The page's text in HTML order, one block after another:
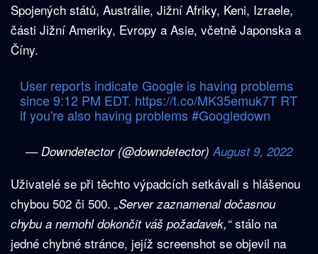
Spojených států, Austrálie, Jižní Afriky, Keni, Izraele,
části Jižní Ameriky, Evropy a Asie, včetně Japonska a
Číny.
User reports indicate Google is having problems
since 9:12 PM EDT. https://t.co/MK35emuk7TRT
if you're also having problems#Googledown
— Downdetector (@downdetector)August 9, 2022
Uživatelé se při těchto výpadcích setkávali s hlášenou
chybou 502 či 500. „Server zaznamenal dočasnou
chybu a nemohl dokončit váš požadavek,“stálo na
jedné chybné stránce, jejíž screenshot se objevil na